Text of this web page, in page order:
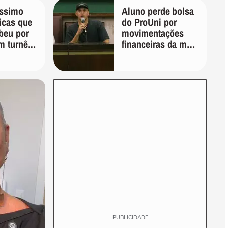
PT'
que
por
turnê:
Aluno perde bolsa
do ProUni por
movimentações
financeiras da mãe
PUBLICIDADE